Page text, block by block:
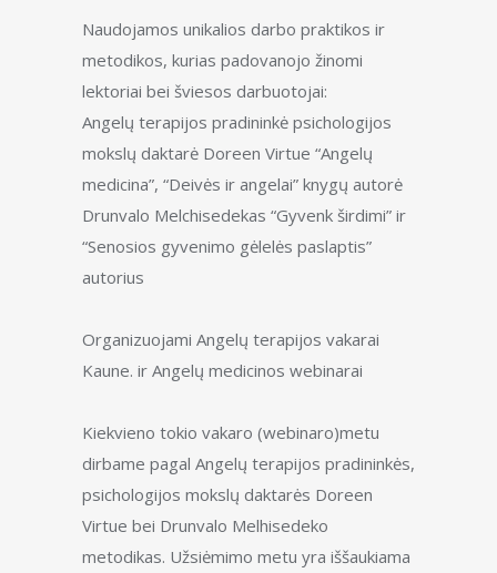
Naudojamos unikalios darbo praktikos ir
metodikos, kurias padovanojo žinomi
lektoriai bei šviesos darbuotojai:
Angelų terapijos pradininkė psichologijos
mokslų daktarė Doreen Virtue “Angelų
medicina”, “Deivės ir angelai” knygų autorė
Drunvalo Melchisedekas “Gyvenk širdimi” ir
“Senosios gyvenimo gėlelės paslaptis”
autorius
Organizuojami Angelų terapijos vakarai
Kaune. ir Angelų medicinos webinarai
Kiekvieno tokio vakaro (webinaro)metu
dirbame pagal Angelų terapijos pradininkės,
psichologijos mokslų daktarės Doreen
Virtue bei Drunvalo Melhisedeko
metodikas. Užsiėmimo metu yra iššaukiama